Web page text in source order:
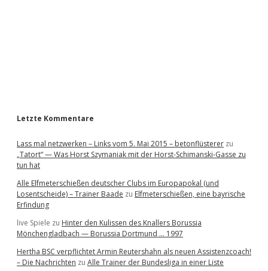
Letzte Kommentare
Lass mal netzwerken – Links vom 5. Mai 2015 – betonflüsterer zu
„Tatort“ — Was Horst Szymaniak mit der Horst-Schimanski-Gasse zu
tun hat
Alle Elfmeterschießen deutscher Clubs im Europapokal (und
Losentscheide) – Trainer Baade zu Elfmeterschießen, eine bayrische
Erfindung
live Spiele zu Hinter den Kulissen des Knallers Borussia
Mönchengladbach — Borussia Dortmund … 1997
Hertha BSC verpflichtet Armin Reutershahn als neuen Assistenzcoach!
– Die Nachrichten zu Alle Trainer der Bundesliga in einer Liste